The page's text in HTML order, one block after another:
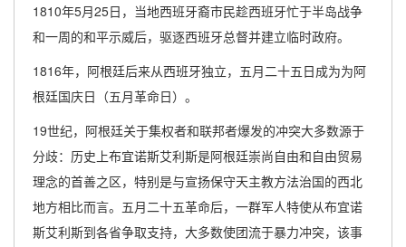
1810年5月25日，当地西班牙裔市民趁西班牙忙于半岛战争
和一周的和平示威后，驱逐西班牙总督并建立临时政府。
1816年，阿根廷后来从西班牙独立，五月二十五日成为为阿
根廷国庆日（五月革命日）。
19世纪，阿根廷关于集权者和联邦者爆发的冲突大多数源于
分歧：历史上布宜诺斯艾利斯是阿根廷崇尚自由和自由贸易
理念的首善之区，特别是与宣扬保守天主教方法治国的西北
地方相比而言。五月二十五革命后，一群军人特使从布宜诺
斯艾利斯到各省争取支持，大多数使团流于暴力冲突，该事